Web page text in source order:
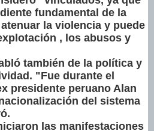
fundamental de la
la violencia y puede
, los abusos y
también de la política y
"Fue durante el
presidente peruano Alan
del sistema
las manifestaciones